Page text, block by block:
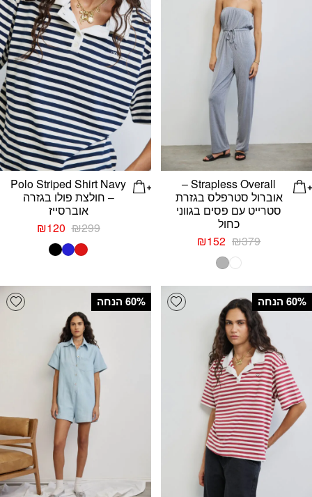
Strapless Overall –
אוברול סטרפלס בגזרת
סטרייט עם פסים בגווני
כחול
₪379
המחיר
המקורי
היה:
₪152
המחיר
Polo Striped Shirt Navy
– חולצת פולו בגזרה
אוברסייז
₪299
המחיר
המקורי
היה:
₪120
Add wishlist ‫60% הנחה ‫60% הנחה